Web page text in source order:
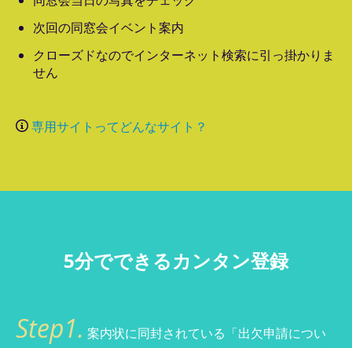
次回の同窓会イベント案内
クローズドなのでインターネット検索に引っ掛かりま
せん
専用サイトってどんなサイト？
5分でできるカンタン登録
Step1. 案内状に同封されている「出欠申請につい